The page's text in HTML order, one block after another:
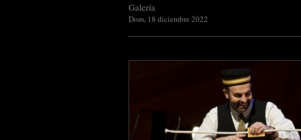
Galería
Dom, 18 diciembre 2022